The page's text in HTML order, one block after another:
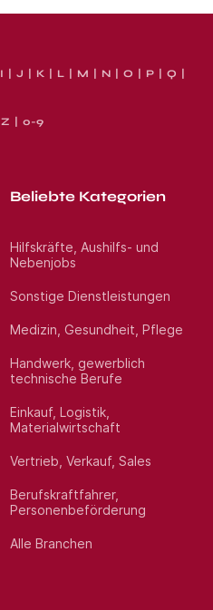
I J K L M N O P Q
Z 0-9
Beliebte Kategorien
Hilfskräfte, Aushilfs- und
Nebenjobs
Sonstige Dienstleistungen
Medizin, Gesundheit, Pflege
Handwerk, gewerblich
technische Berufe
Einkauf, Logistik,
Materialwirtschaft
Vertrieb, Verkauf, Sales
Berufskraftfahrer,
Personenbeförderung
Alle Branchen